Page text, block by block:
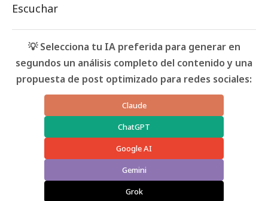
Escuchar
💡 Selecciona tu IA preferida para generar en
segundos un análisis completo del contenido y una
propuesta de post optimizado para redes sociales:
Claude
ChatGPT
Google AI
Gemini
Grok